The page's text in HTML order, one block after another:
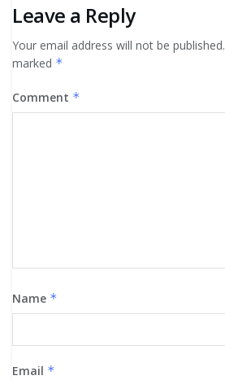
Leave a Reply
Your email address will not be published.
marked *
Comment *
Name *
Email *